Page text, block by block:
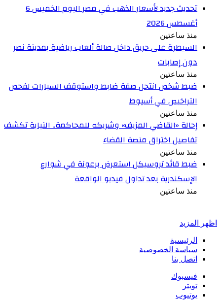
تحديث جديد لأسعار الذهب في مصر اليوم الخميس 6
أغسطس 2026
منذ ساعتين
السيطرة على حريق داخل صالة ألعاب رياضية بمدينة نصر
دون إصابات
منذ ساعتين
ضبط شخص انتحل صفة ضابط واستوقف السيارات لفحص
التراخيص في أسيوط
منذ ساعتين
إحالة «القاضي المزيف» وشريكه للمحاكمة.. النيابة تكشف
تفاصيل اختراق منصة القضاء
منذ ساعتين
ضبط قائد تروسيكل استعرض برعونة في شوارع
الإسكندرية بعد تداول فيديو الواقعة
منذ ساعتين
اظهر المزيد
الرئيسية
سياسة الخصوصية
اتصل بنا
فيسبوك
تويتر
يوتيوب